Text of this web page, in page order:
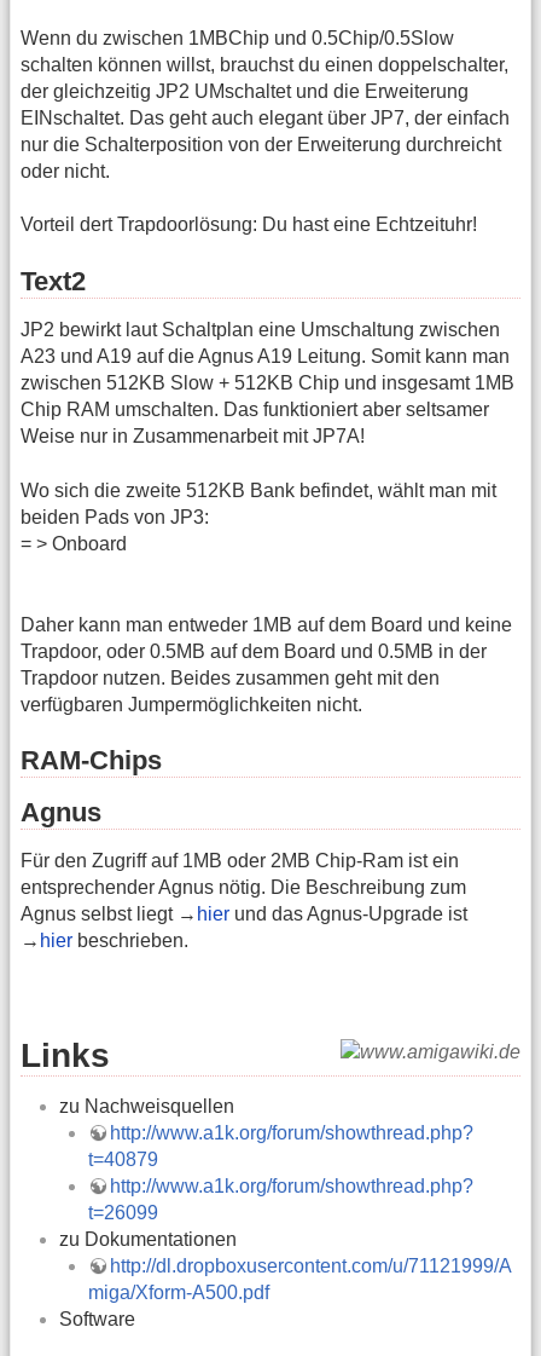
Wenn du zwischen 1MBChip und 0.5Chip/0.5Slow
schalten können willst, brauchst du einen doppelschalter,
der gleichzeitig JP2 UMschaltet und die Erweiterung
EINschaltet. Das geht auch elegant über JP7, der einfach
nur die Schalterposition von der Erweiterung durchreicht
oder nicht.
Vorteil dert Trapdoorlösung: Du hast eine Echtzeituhr!
Text2
JP2 bewirkt laut Schaltplan eine Umschaltung zwischen
A23 und A19 auf die Agnus A19 Leitung. Somit kann man
zwischen 512KB Slow + 512KB Chip und insgesamt 1MB
Chip RAM umschalten. Das funktioniert aber seltsamer
Weise nur in Zusammenarbeit mit JP7A!
Wo sich die zweite 512KB Bank befindet, wählt man mit
beiden Pads von JP3:
= > Onboard
Daher kann man entweder 1MB auf dem Board und keine
Trapdoor, oder 0.5MB auf dem Board und 0.5MB in der
Trapdoor nutzen. Beides zusammen geht mit den
verfügbaren Jumpermöglichkeiten nicht.
RAM-Chips
Agnus
Für den Zugriff auf 1MB oder 2MB Chip-Ram ist ein
entsprechender Agnus nötig. Die Beschreibung zum
Agnus selbst liegt → hier und das Agnus-Upgrade ist
→ hier beschrieben.
Links
zu Nachweisquellen
http://www.a1k.org/forum/showthread.php?
t=40879
http://www.a1k.org/forum/showthread.php?
t=26099
zu Dokumentationen
http://dl.dropboxusercontent.com/u/71121999/A
miga/Xform-A500.pdf
Software